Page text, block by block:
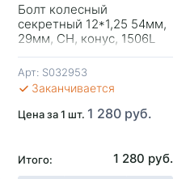
Болт колесный
секретный 12*1,25 54мм,
29мм, CH, конус, 1506L
Anmax
Арт: S032953
Заканчивается
Цена за 1 шт. 1 280 руб.
Итого: 1 280 руб.
-